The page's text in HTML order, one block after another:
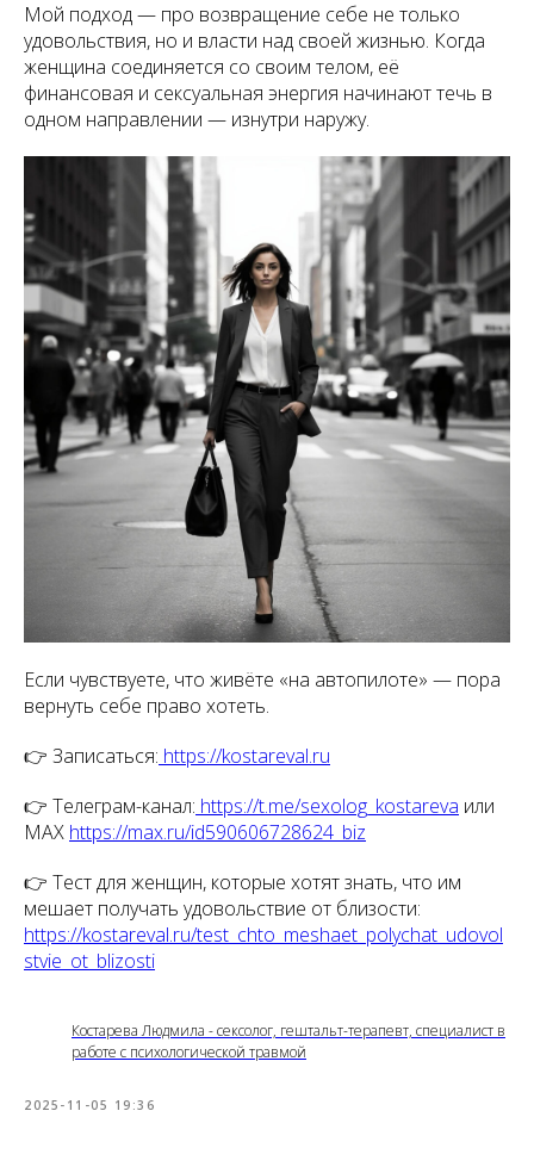
Мой подход — про возвращение себе не только
удовольствия, но и власти над своей жизнью. Когда
женщина соединяется со своим телом, её
финансовая и сексуальная энергия начинают течь в
одном направлении — изнутри наружу.
Если чувствуете, что живёте «на автопилоте» — пора
вернуть себе право хотеть.
👉 Записаться: https://kostareval.ru
👉 Телеграм-канал: https://t.me/sexolog_kostareva или
МАХ https://max.ru/id590606728624_biz
👉 Тест для женщин, которые хотят знать, что им
мешает получать удовольствие от близости:
https://kostareval.ru/test_chto_meshaet_polychat_udovol
stvie_ot_blizosti
Костарева Людмила - сексолог, гештальт-терапевт, специалист в
работе с психологической травмой
2025-11-05 19:36